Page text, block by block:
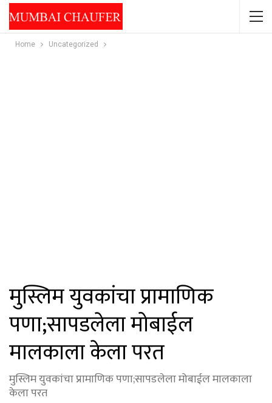
Home Uncategorized
मुस्लिम युवकांचा प्रामाणिक
पणा;सापडलेला मोबाईल
मालकाला केला परत
मुस्लिम युवकांचा प्रामाणिक पणा;सापडलेला मोबाईल मालकाला
केला परत